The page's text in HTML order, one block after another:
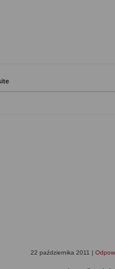
22 października 2011 |